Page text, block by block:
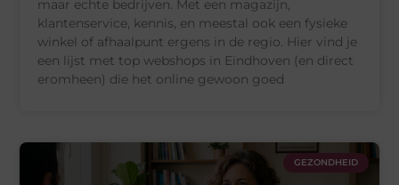
maar echte bedrijven. Met een magazijn,
klantenservice, kennis, en meestal ook een fysieke
winkel of afhaalpunt ergens in de regio. Hier vind je
een lijst met top webshops in Eindhoven (en direct
eromheen) die het online gewoon goed
GEZONDHEID